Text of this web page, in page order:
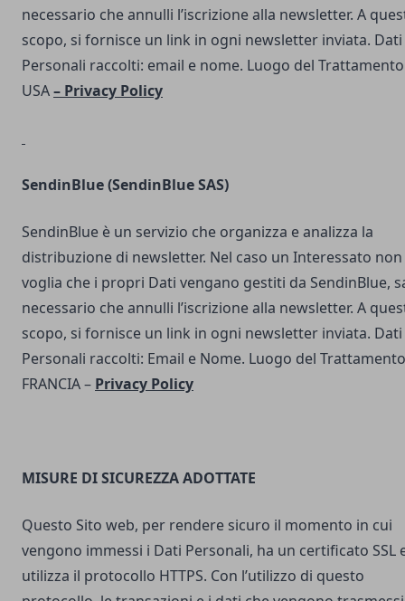
necessario che annulli l’iscrizione alla newsletter. A
scopo, si fornisce un link in ogni newsletter inviata. Dati
Personali raccolti: email e nome. Luogo del
USA– Privacy Policy
SendinBlue(SendinBlue SAS)
SendinBlue è un servizio che organizza e analizza la
distribuzione di newsletter. Nel caso un Interessato non
voglia che i propri Dati vengano gestiti da SendinBlue,
necessario che annulli l’iscrizione alla newsletter. A
scopo, si fornisce un link in ogni newsletter inviata. Dati
Personali raccolti: Email e Nome. Luogo del
FRANCIA – Privacy Policy
MISURE DI SICUREZZA ADOTTATE
Questo Sito web, per rendere sicuro il momento in cui
vengono immessi i Dati Personali, ha un certificato SSL
utilizza il protocollo HTTPS. Con l’utilizzo di questo